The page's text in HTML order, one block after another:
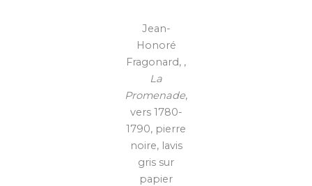
Jean-
Honoré
Fragonard, ,
La
Promenade,
vers 1780-
1790, pierre
noire, lavis
gris sur
papier